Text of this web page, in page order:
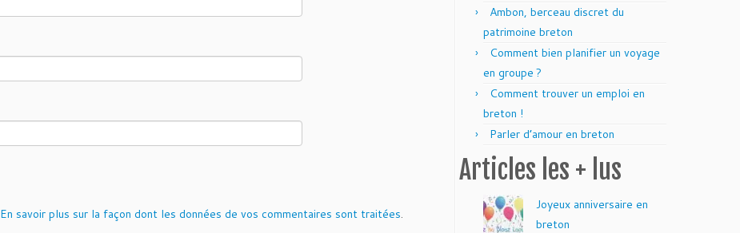
En savoir plus sur la façon dont les données de vos commentaires sont traitées.
Ambon, berceau discret du
patrimoine breton
Comment bien planifier un voyage
en groupe ?
Comment trouver un emploi en
breton !
Parler d’amour en breton
Articles les + lus
Joyeux anniversaire en
breton